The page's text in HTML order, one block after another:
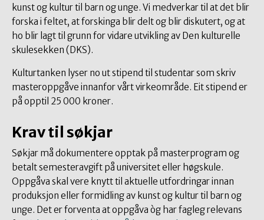
kunst og kultur til barn og unge. Vi medverkar til at det blir
forska i feltet, at forskinga blir delt og blir diskutert, og at
ho blir lagt til grunn for vidare utvikling av Den kulturelle
skulesekken (DKS).
Kulturtanken lyser no ut stipend til studentar som skriv
masteroppgåve innanfor vårt virkeområde. Eit stipend er
på opptil 25 000 kroner.
Krav til søkjar
Søkjar må dokumentere opptak på masterprogram og
betalt semesteravgift på universitet eller høgskule.
Oppgåva skal vere knytt til aktuelle utfordringar innan
produksjon eller formidling av kunst og kultur til barn og
unge. Det er forventa at oppgåva òg har fagleg relevans